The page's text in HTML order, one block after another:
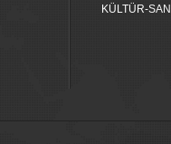
KÜLTÜR-